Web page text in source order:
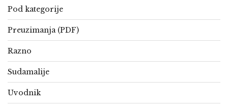
Pod kategorije
Preuzimanja (PDF)
Razno
Sudamalije
Uvodnik